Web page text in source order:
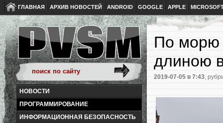
ГЛАВНАЯ АРХИВ НОВОСТЕЙ ANDROID GOOGLE APPLE
НОВОСТИ
ПРОГРАММИРОВАНИЕ
ИНФОРМАЦИОННАЯ БЕЗОПАСНОСТЬ
По морю
длиною
2019-07-05 в 7:43,